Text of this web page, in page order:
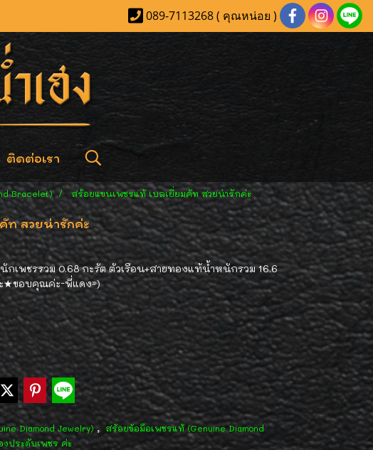
089-7113268 ( คุณหน่อย )
ติดต่อเรา
Bracelet) สร้อยแขนเพชรแท้ เบลเยี่ยมคัท สวยน่ารักค่ะ
ท สวยน่ารักค่ะ
เพชรรวม 0.68 กะรัต ตัวเรือน+สายทองแท้น้ำหนักรวม 16.6
ะ★ขอบคุณค่ะ-พี่แดง»)
Diamond Jewelry), สร้อยข้อมือเพชรแท้ (Genuine Diamond
งประดับเพชร ค่ะ